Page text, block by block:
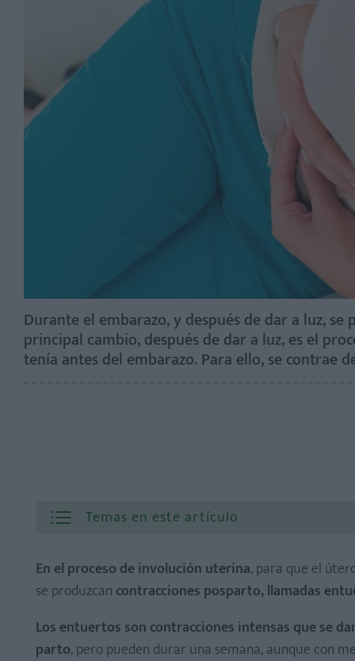
Durante el embarazo, y después de dar a luz,
principal cambio, después de dar a luz, es el
tenía antes del embarazo. Para ello, se contrae
Temas en este artículo
En el proceso de involución uterina, para que el
se produzcan contracciones posparto, llamadas
Los entuertos son contracciones intensas que se
parto, pero pueden durar una semana, aunque con